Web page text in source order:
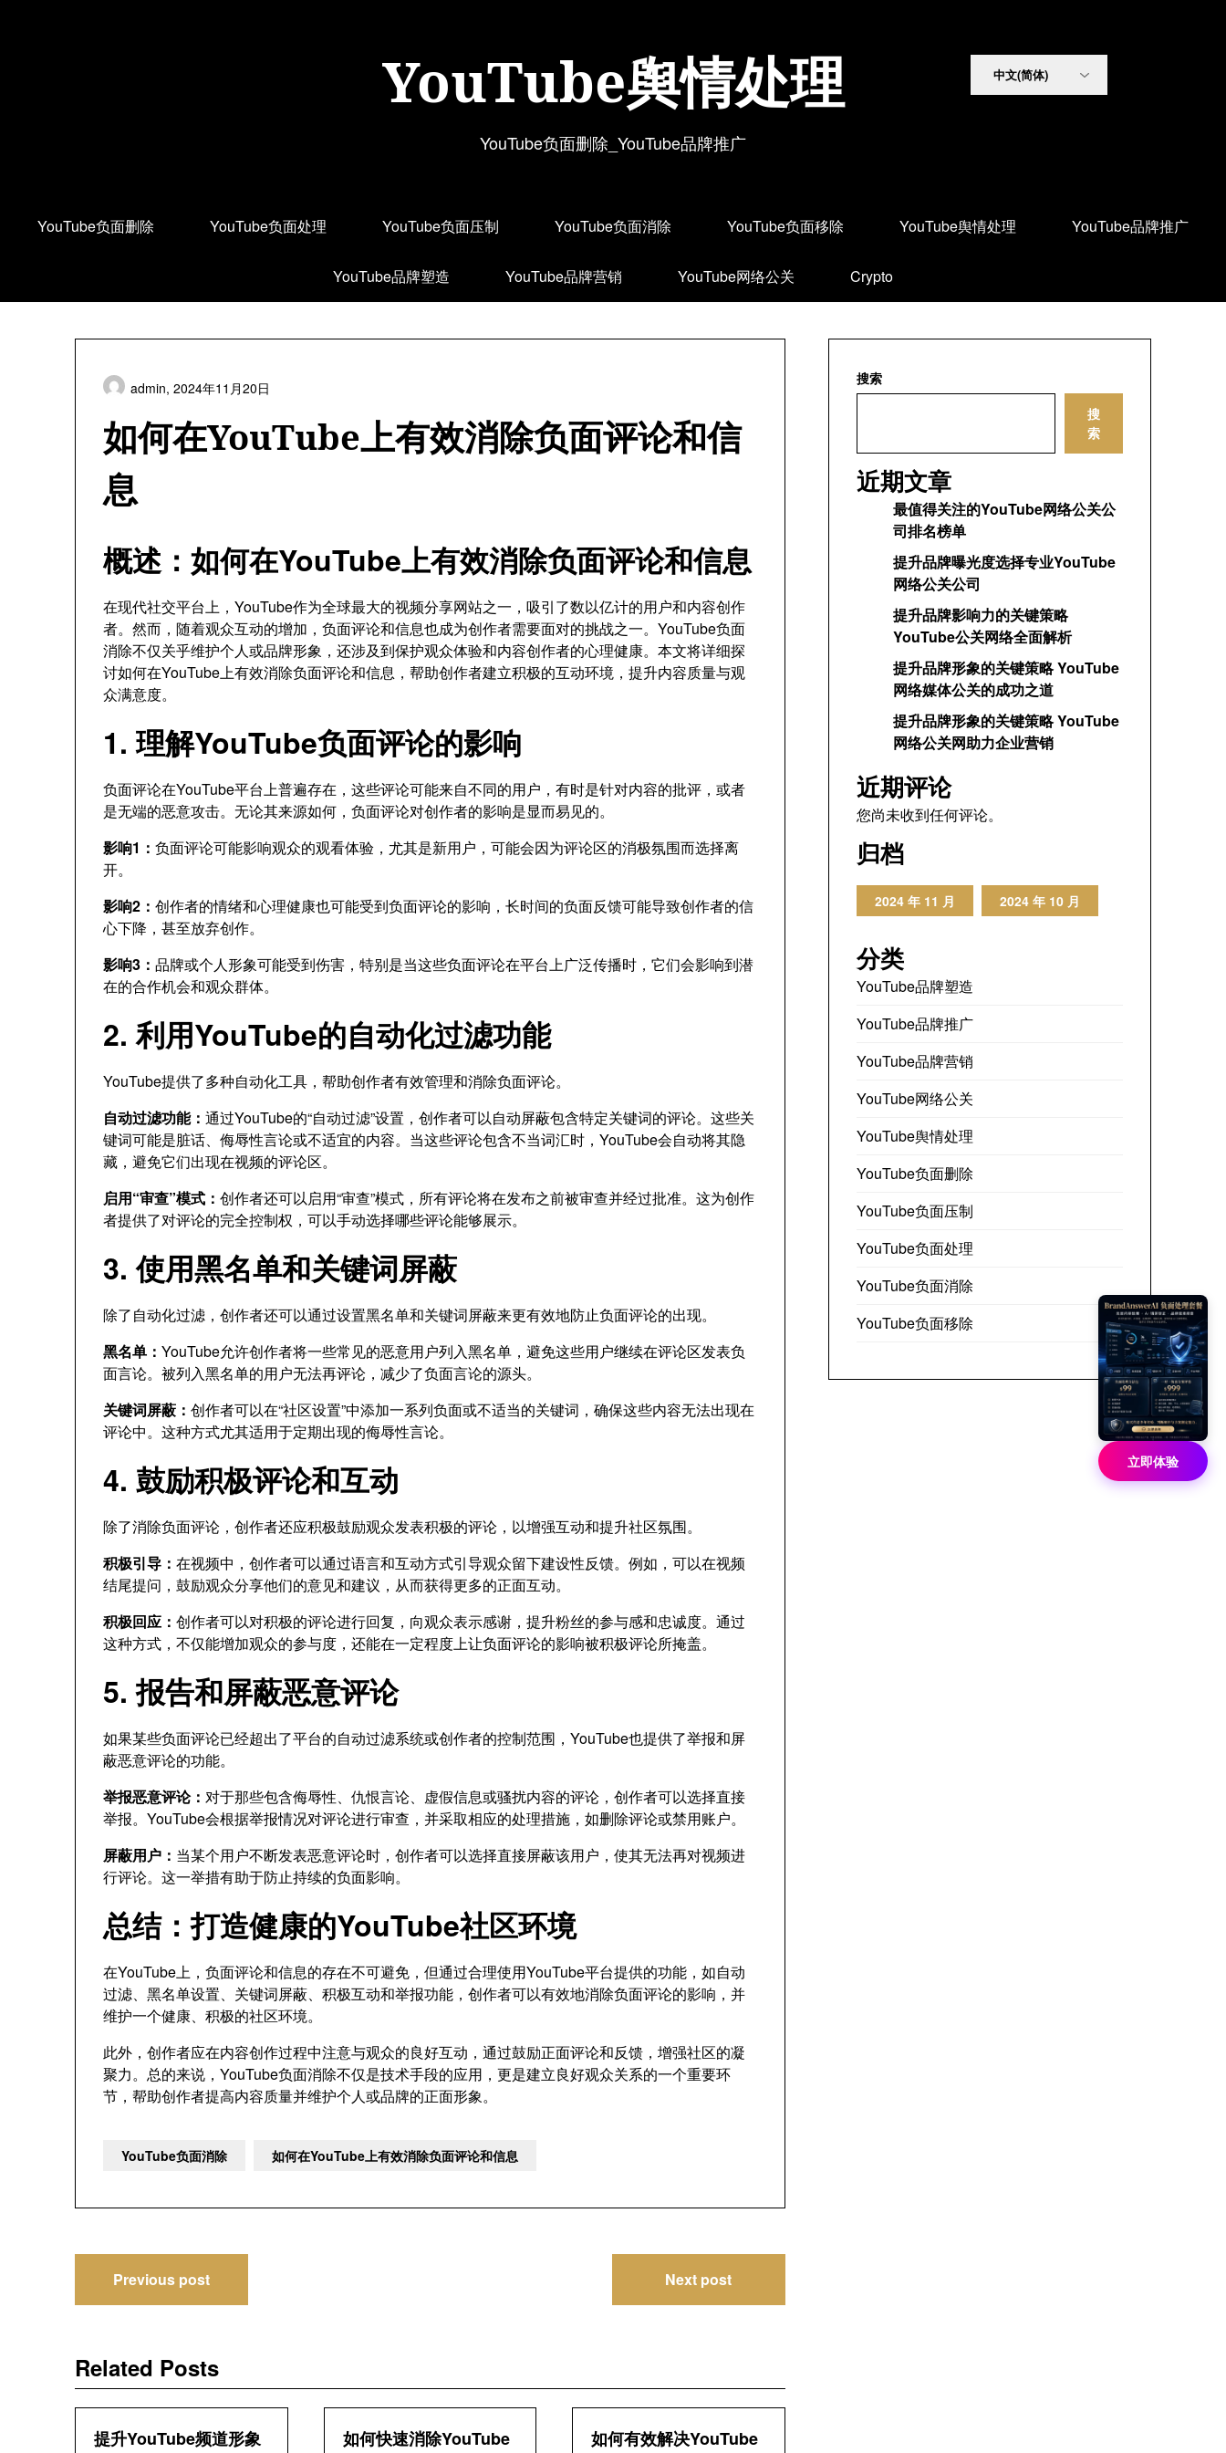
YouTube舆情处理
YouTube负面删除_YouTube品牌推广
YouTube负面删除 YouTube负面处理 YouTube负面压制 YouTube负面消除 YouTube负面移除 YouTube舆情处理 YouTube品牌推广
YouTube品牌塑造 YouTube品牌营销 YouTube网络公关 Crypto
如何在YouTube上有效消除负面评论和信
息
admin, 2024年11月20日
概述：如何在YouTube上有效消除负面评论和信息
在现代社交平台上，YouTube作为全球最大的视频分享网站之一，吸引了数以亿计的用户和内容创作
者。然而，随着观众互动的增加，负面评论和信息也成为创作者需要面对的挑战之一。YouTube负面
消除不仅关乎维护个人或品牌形象，还涉及到保护观众体验和内容创作者的心理健康。本文将详细探
讨如何在YouTube上有效消除负面评论和信息，帮助创作者建立积极的互动环境，提升内容质量与观
众满意度。
1. 理解YouTube负面评论的影响
负面评论在YouTube平台上普遍存在，这些评论可能来自不同的用户，有时是针对内容的批评，或者
是无端的恶意攻击。无论其来源如何，负面评论对创作者的影响是显而易见的。
影响1： 负面评论可能影响观众的观看体验，尤其是新用户，可能会因为评论区的消极氛围而选择离
开。
影响2： 创作者的情绪和心理健康也可能受到负面评论的影响，长时间的负面反馈可能导致创作者的信
心下降，甚至放弃创作。
影响3： 品牌或个人形象可能受到伤害，特别是当这些负面评论在平台上广泛传播时，它们会影响到潜
在的合作机会和观众群体。
2. 利用YouTube的自动化过滤功能
YouTube提供了多种自动化工具，帮助创作者有效管理和消除负面评论。
自动过滤功能： 通过YouTube的“自动过滤”设置，创作者可以自动屏蔽包含特定关键词的评论。这些关
键词可能是脏话、侮辱性言论或不适宜的内容。当这些评论包含不当词汇时，YouTube会自动将其隐
藏，避免它们出现在视频的评论区。
启用“审查”模式： 创作者还可以启用“审查”模式，所有评论将在发布之前被审查并经过批准。这为创作
者提供了对评论的完全控制权，可以手动选择哪些评论能够展示。
3. 使用黑名单和关键词屏蔽
除了自动化过滤，创作者还可以通过设置黑名单和关键词屏蔽来更有效地防止负面评论的出现。
黑名单： YouTube允许创作者将一些常见的恶意用户列入黑名单，避免这些用户继续在评论区发表负
面言论。被列入黑名单的用户无法再评论，减少了负面言论的源头。
关键词屏蔽： 创作者可以在“社区设置”中添加一系列负面或不适当的关键词，确保这些内容无法出现在
评论中。这种方式尤其适用于定期出现的侮辱性言论。
4. 鼓励积极评论和互动
除了消除负面评论，创作者还应积极鼓励观众发表积极的评论，以增强互动和提升社区氛围。
积极引导： 在视频中，创作者可以通过语言和互动方式引导观众留下建设性反馈。例如，可以在视频
结尾提问，鼓励观众分享他们的意见和建议，从而获得更多的正面互动。
积极回应： 创作者可以对积极的评论进行回复，向观众表示感谢，提升粉丝的参与感和忠诚度。通过
这种方式，不仅能增加观众的参与度，还能在一定程度上让负面评论的影响被积极评论所掩盖。
5. 报告和屏蔽恶意评论
如果某些负面评论已经超出了平台的自动过滤系统或创作者的控制范围，YouTube也提供了举报和屏
蔽恶意评论的功能。
举报恶意评论： 对于那些包含侮辱性、仇恨言论、虚假信息或骚扰内容的评论，创作者可以选择直接
举报。YouTube会根据举报情况对评论进行审查，并采取相应的处理措施，如删除评论或禁用账户。
屏蔽用户： 当某个用户不断发表恶意评论时，创作者可以选择直接屏蔽该用户，使其无法再对视频进
行评论。这一举措有助于防止持续的负面影响。
总结：打造健康的YouTube社区环境
在YouTube上，负面评论和信息的存在不可避免，但通过合理使用YouTube平台提供的功能，如自动
过滤、黑名单设置、关键词屏蔽、积极互动和举报功能，创作者可以有效地消除负面评论的影响，并
维护一个健康、积极的社区环境。
此外，创作者应在内容创作过程中注意与观众的良好互动，通过鼓励正面评论和反馈，增强社区的凝
聚力。总的来说，YouTube负面消除不仅是技术手段的应用，更是建立良好观众关系的一个重要环
节，帮助创作者提高内容质量并维护个人或品牌的正面形象。
YouTube负面消除 如何在YouTube上有效消除负面评论和信息
章
导
航
Previous post Next post
Related Posts
提升YouTube频道形象
如何快速消除YouTube
如何有效解决YouTube
搜索
搜
索
近期文章
最值得关注的YouTube网络公关公
司排名榜单
提升品牌曝光度选择专业YouTube
网络公关公司
提升品牌影响力的关键策略
YouTube公关网络全面解析
提升品牌形象的关键策略 YouTube
网络媒体公关的成功之道
提升品牌形象的关键策略 YouTube
网络公关网助力企业营销
近期评论
您尚未收到任何评论。
归档
2024 年 11 月 2024 年 10 月
分类
YouTube品牌塑造
YouTube品牌推广
YouTube品牌营销
YouTube网络公关
YouTube舆情处理
YouTube负面删除
YouTube负面压制
YouTube负面处理
YouTube负面消除
YouTube负面移除
立即体验